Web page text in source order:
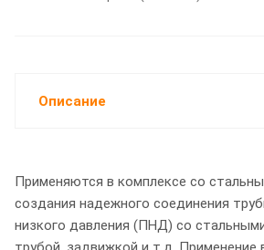
Описание
Применяются в комплексе со
создания надежного соединения
низкого давления (ПНД) со